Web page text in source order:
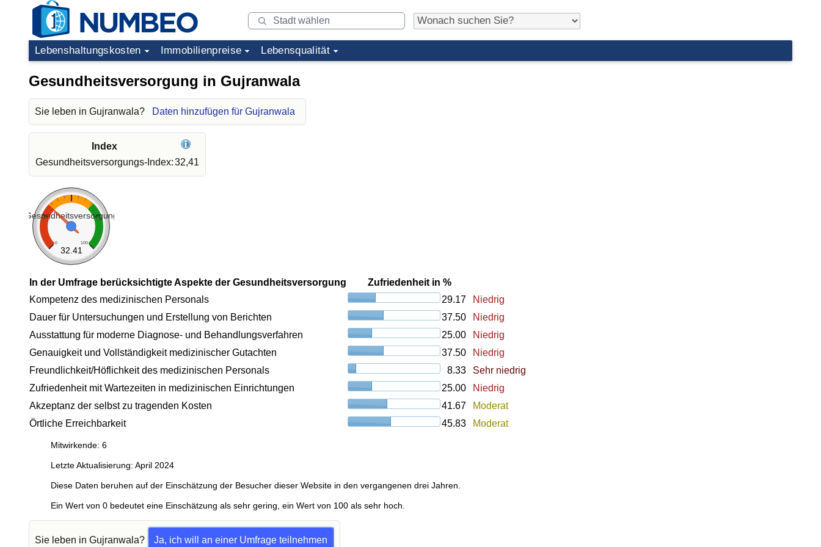
Lebenshaltungskosten Immobilienpreise Lebensqualität
Gesundheitsversorgung in Gujranwala
Sie leben in Gujranwala? Daten hinzufügen für Gujranwala
Index
Gesundheitsversorgungs-Index:32,41
Gesundheitsversorgung
0 100
32.41
In der Umfrage berücksichtigte Aspekte der Gesundheitsversorgung
Zufriedenheit in %
Kompetenz des medizinischen Personals
29.17
Niedrig
Dauer für Untersuchungen und Erstellung von Berichten
37.50
Niedrig
Ausstattung für moderne Diagnose- und Behandlungsverfahren
25.00
Niedrig
Genauigkeit und Vollständigkeit medizinischer Gutachten
37.50
Niedrig
Freundlichkeit/Höflichkeit des medizinischen Personals
8.33
Sehr niedrig
Zufriedenheit mit Wartezeiten in medizinischen Einrichtungen
25.00
Niedrig
Akzeptanz der selbst zu tragenden Kosten
41.67
Moderat
Örtliche Erreichbarkeit
45.83 Moderat
Mitwirkende: 6
Letzte Aktualisierung: April 2024
Diese Daten beruhen auf der Einschätzung der Besucher dieser Website in den vergangenen drei Jahren.
Ein Wert von 0 bedeutet eine Einschätzung als sehr gering, ein Wert von 100 als sehr hoch.
Sie leben in Gujranwala? Ja, ich will an einer Umfrage teilnehmen